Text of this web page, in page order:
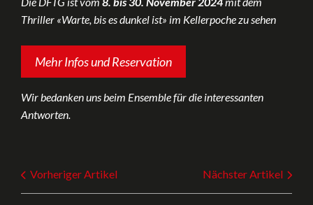
Thriller «Warte, bis es dunkel ist» im Kellerpoche zu sehen
Mehr Infos und Reservation
Wir bedanken uns beim Ensemble für die interessanten
Antworten.
Vorheriger Artikel Nächster Artikel